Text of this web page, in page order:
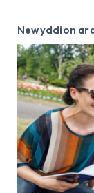
Newyddion